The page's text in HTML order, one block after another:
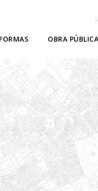
OBRA PÚBLICA